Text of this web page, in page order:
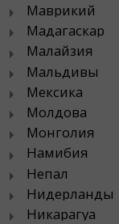
Маврикий
Мадагаскар
Малайзия
Мальдивы
Мексика
Молдова
Монголия
Намибия
Непал
Нидерланды
Никарагуа